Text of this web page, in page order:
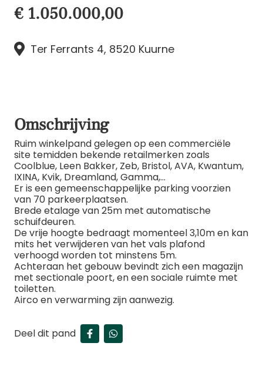
€ 1.050.000,00
Ter Ferrants 4, 8520 Kuurne
Omschrijving
Ruim winkelpand gelegen op een commerciële
site temidden bekende retailmerken zoals
Coolblue, Leen Bakker, Zeb, Bristol, AVA, Kwantum,
IXINA, Kvik, Dreamland, Gamma,…
Er is een gemeenschappelijke parking voorzien
van 70 parkeerplaatsen.
Brede etalage van 25m met automatische
schuifdeuren.
De vrije hoogte bedraagt momenteel 3,10m en kan
mits het verwijderen van het vals plafond
verhoogd worden tot minstens 5m.
Achteraan het gebouw bevindt zich een magazijn
met sectionale poort, en een sociale ruimte met
toiletten.
Airco en verwarming zijn aanwezig.
Deel dit pand